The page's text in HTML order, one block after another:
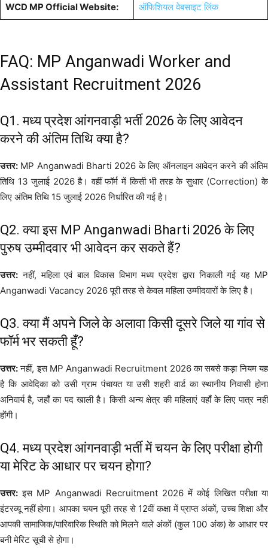
WCD MP Official Website: ऑफिशियल वेबसाइट लिंक
FAQ: MP Anganwadi Worker and
Assistant Recruitment 2026
Q1. मध्य प्रदेश आंगनवाड़ी भर्ती 2026 के लिए आवेदन
करने की अंतिम तिथि क्या है?
उत्तर: MP Anganwadi Bharti 2026 के लिए ऑनलाइन आवेदन करने की अंतिम
तिथि 13 जुलाई 2026 है। वहीं फॉर्म में किसी भी तरह के सुधार (Correction) के
लिए अंतिम तिथि 15 जुलाई 2026 निर्धारित की गई है।
Q2. क्या इस MP Anganwadi Bharti 2026 के लिए
पुरुष उम्मीदवार भी आवेदन कर सकते हैं?
उत्तर: नहीं, महिला एवं बाल विकास विभाग मध्य प्रदेश द्वारा निकाली गई यह MP
Anganwadi Vacancy 2026 पूरी तरह से केवल महिला उम्मीदवारों के लिए है।
Q3. क्या मैं अपने जिले के अलावा किसी दूसरे जिले या गांव से
फॉर्म भर सकती हूँ?
उत्तर:नहीं, इस MP Anganwadi Recruitment 2026 का सबसे कड़ा नियम यह
है कि आवेदिका को उसी ग्राम पंचायत या उसी शहरी वार्ड का स्थानीय निवासी होना
अनिवार्य है, जहाँ का पद खाली है। किसी अन्य क्षेत्र की महिलाएं वहाँ के लिए पात्र नहीं
होंगी।
Q4. मध्य प्रदेश आंगनवाड़ी भर्ती में चयन के लिए परीक्षा होगी
या मेरिट के आधार पर चयन होगा?
उत्तर: इस MP Anganwadi Recruitment 2026 में कोई लिखित परीक्षा या
इंटरव्यू नहीं होगा। आपका चयन पूरी तरह से 12वीं कक्षा में प्राप्त अंकों, उच्च शिक्षा और
आपकी सामाजिक/पारिवारिक स्थिति को मिलने वाले अंकों (कुल 100 अंक) के आधार पर
बनी मेरिट सूची से होगा।